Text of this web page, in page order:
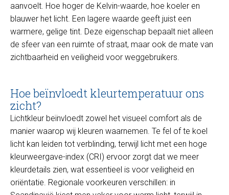
aanvoelt. Hoe hoger de Kelvin-waarde, hoe koeler en
blauwer het licht. Een lagere waarde geeft juist een
warmere, gelige tint. Deze eigenschap bepaalt niet alleen
de sfeer van een ruimte of straat, maar ook de mate van
zichtbaarheid en veiligheid voor weggebruikers.
Hoe beïnvloedt kleurtemperatuur ons
zicht?
Lichtkleur beïnvloedt zowel het visueel comfort als de
manier waarop wij kleuren waarnemen. Te fel of te koel
licht kan leiden tot verblinding, terwijl licht met een hoge
kleurweergave-index (CRI) ervoor zorgt dat we meer
kleurdetails zien, wat essentieel is voor veiligheid en
oriëntatie. Regionale voorkeuren verschillen: in